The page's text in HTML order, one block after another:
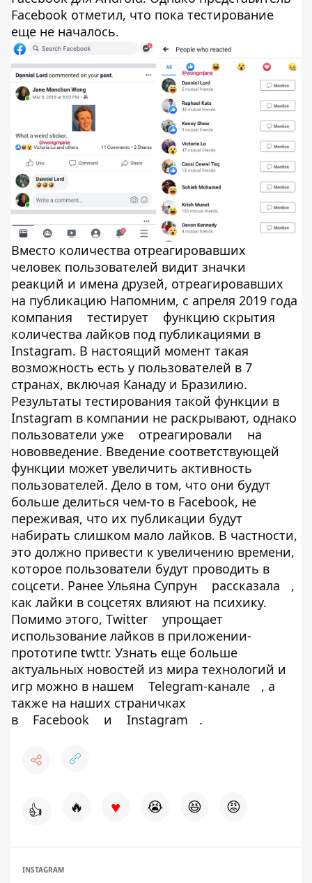
Facebook отметил, что пока тестирование
еще не началось.
Вместо количества отреагировавших
человек пользователей видит значки
реакций и имена друзей, отреагировавших
на публикацию Напомним, с апреля 2019 года
компания
тестирует
функцию скрытия
количества лайков под публикациями в
Instagram. В настоящий момент такая
возможность есть у пользователей в 7
странах, включая Канаду и Бразилию.
Результаты тестирования такой функции в
Instagram в компании не раскрывают, однако
пользователи уже
отреагировали
на
нововведение. Введение соответствующей
функции может увеличить активность
пользователей. Дело в том, что они будут
больше делиться чем-то в Facebook, не
переживая, что их публикации будут
набирать слишком мало лайков. В частности,
это должно привести к увеличению времени,
которое пользователи будут проводить в
соцсети. Ранее Ульяна Супрун
рассказала
,
как лайки в соцсетях влияют на психику.
Помимо этого, Twitter
упрощает
использование лайков в приложении-
прототипе twttr. Узнать еще больше
актуальных новостей из мира технологий и
игр можно в нашем
Telegram-канале
, а
также на наших страничках
в
Facebook и Instagram .
👍 🔥 ♥ 😭 😆 😡
INSTAGRAM